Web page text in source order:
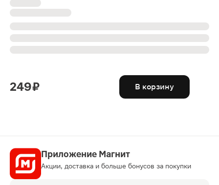
249 ₽ В корзину
Приложение Магнит
Акции, доставка и больше бонусов за покупки